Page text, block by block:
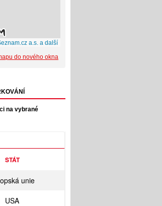
a.s. a další
do nového okna
na vybrané
STÁT
unie
USA